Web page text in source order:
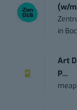
(w/
in
Art
P...